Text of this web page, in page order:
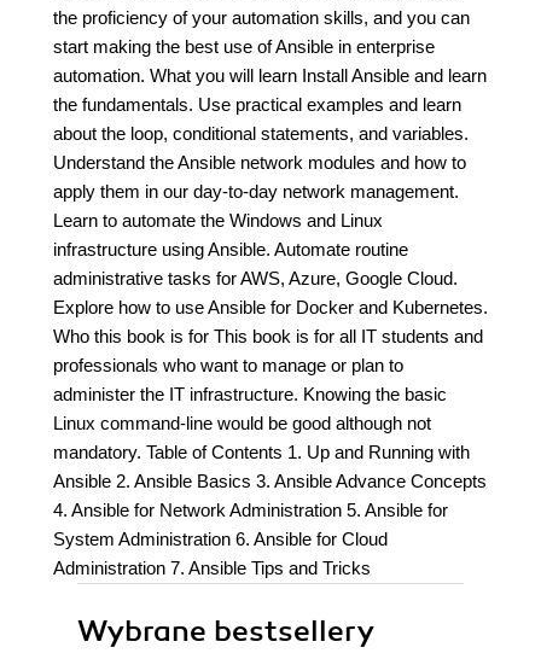
the proficiency of your automation skills, and you can
start making the best use of Ansible in enterprise
automation. What you will learn Install Ansible and learn
the fundamentals. Use practical examples and learn
about the loop, conditional statements, and variables.
Understand the Ansible network modules and how to
apply them in our day-to-day network management.
Learn to automate the Windows and Linux
infrastructure using Ansible. Automate routine
administrative tasks for AWS, Azure, Google Cloud.
Explore how to use Ansible for Docker and Kubernetes.
Who this book is for This book is for all IT students and
professionals who want to manage or plan to
administer the IT infrastructure. Knowing the basic
Linux command-line would be good although not
mandatory. Table of Contents 1. Up and Running with
Ansible 2. Ansible Basics 3. Ansible Advance Concepts
4. Ansible for Network Administration 5. Ansible for
System Administration 6. Ansible for Cloud
Administration 7. Ansible Tips and Tricks
Wybrane bestsellery